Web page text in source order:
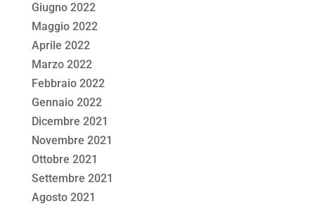
Giugno 2022
Maggio 2022
Aprile 2022
Marzo 2022
Febbraio 2022
Gennaio 2022
Dicembre 2021
Novembre 2021
Ottobre 2021
Settembre 2021
Agosto 2021